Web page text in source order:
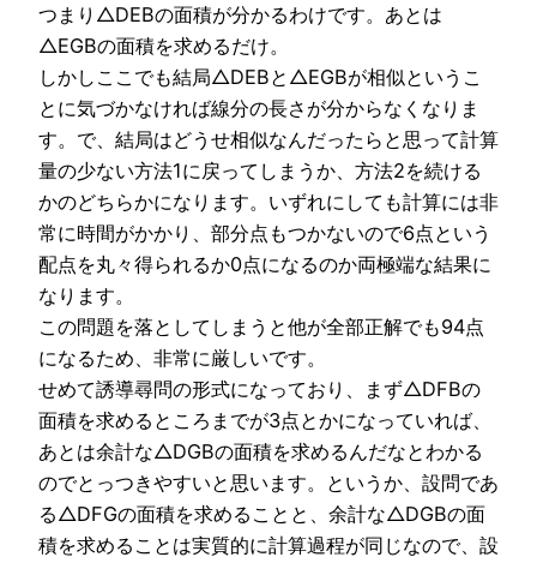
つまり△DEBの面積が分かるわけです。あとは
△EGBの面積を求めるだけ。
しかしここでも結局△DEBと△EGBが相似というこ
とに気づかなければ線分の長さが分からなくなりま
す。で、結局はどうせ相似なんだったらと思って計算
量の少ない方法1に戻ってしまうか、方法2を続ける
かのどちらかになります。いずれにしても計算には非
常に時間がかかり、部分点もつかないので6点という
配点を丸々得られるか0点になるのか両極端な結果に
なります。
この問題を落としてしまうと他が全部正解でも94点
になるため、非常に厳しいです。
せめて誘導尋問の形式になっており、まず△DFBの
面積を求めるところまでが3点とかになっていれば、
あとは余計な△DGBの面積を求めるんだなとわかる
のでとっつきやすいと思います。というか、設問であ
る△DFGの面積を求めることと、余計な△DGBの面
積を求めることは実質的に計算過程が同じなので、設